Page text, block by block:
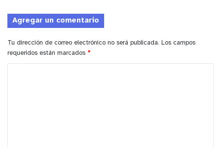
Agregar un comentario
Tu dirección de correo electrónico no será publicada. Los campos
requeridos están marcados *